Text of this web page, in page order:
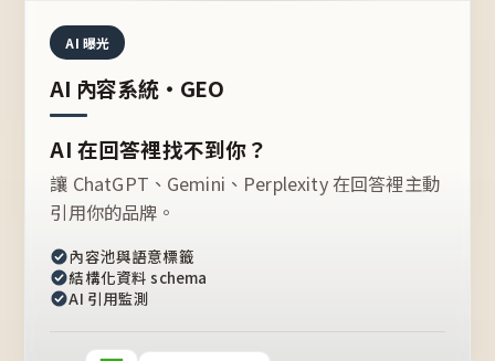
AI 曝光
AI 內容系統・GEO
AI 在回答裡找不到你？
讓 ChatGPT、Gemini、Perplexity 在回答裡主動
引用你的品牌。
內容池與語意標籤
結構化資料 schema
AI 引用監測